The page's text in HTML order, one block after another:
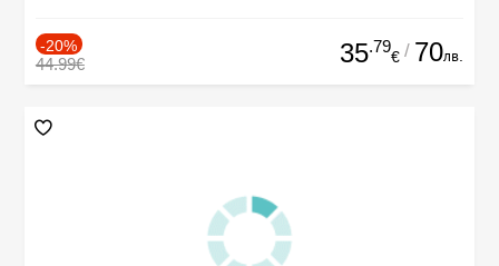
-20%
44.99€ 35.79
€ / 70лв.